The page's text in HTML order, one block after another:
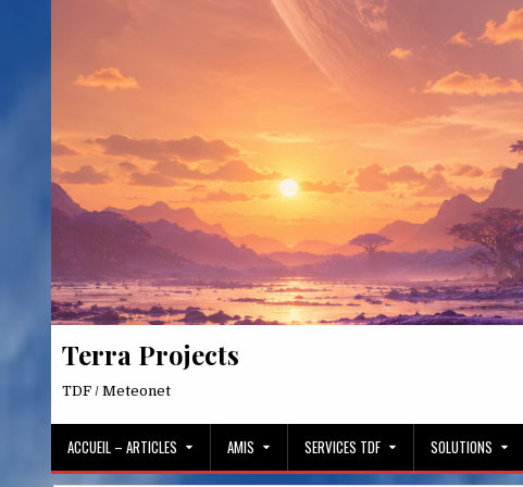
Terra Projects
TDF / Meteonet
ACCUEIL – ARTICLES AMIS SERVICES TDF SOLUTIONS